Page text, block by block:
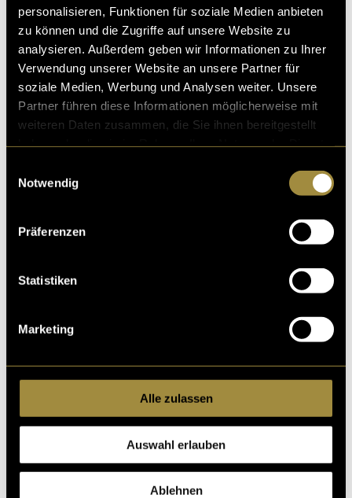
personalisieren, Funktionen für soziale Medien anbieten
zu können und die Zugriffe auf unsere Website zu
analysieren. Außerdem geben wir Informationen zu Ihrer
Verwendung unserer Website an unsere Partner für
soziale Medien, Werbung und Analysen weiter. Unsere
Partner führen diese Informationen möglicherweise mit
weiteren Daten zusammen, die Sie ihnen bereitgestellt
Notwendig
Präferenzen
Statistiken
Marketing
Alle zulassen
Auswahl erlauben
Ablehnen